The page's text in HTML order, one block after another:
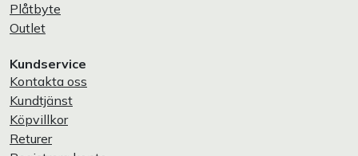
Plåtbyte
Outlet
Kundservice
Kontakta oss
Kundtjänst
Köpvillkor
Returer